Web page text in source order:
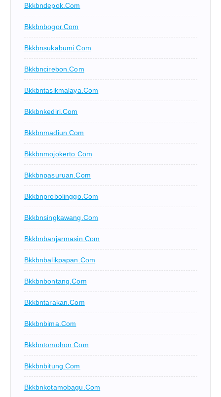
Bkkbndepok.com
Bkkbnbogor.com
Bkkbnsukabumi.com
Bkkbncirebon.com
Bkkbntasikmalaya.com
Bkkbnkediri.com
Bkkbnmadiun.com
Bkkbnmojokerto.com
Bkkbnpasuruan.com
Bkkbnprobolinggo.com
Bkkbnsingkawang.com
Bkkbnbanjarmasin.com
Bkkbnbalikpapan.com
Bkkbnbontang.com
Bkkbntarakan.com
Bkkbnbima.com
Bkkbntomohon.com
Bkkbnbitung.com
Bkkbnkotamobagu.com